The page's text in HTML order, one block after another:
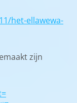
het-ellawewa-
zijn